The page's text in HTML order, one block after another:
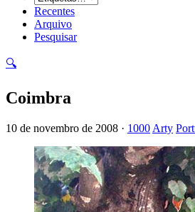
Recentes
Arquivo
Pesquisar
🔍
Coimbra
10 de novembro de 2008 · 1000 Arty